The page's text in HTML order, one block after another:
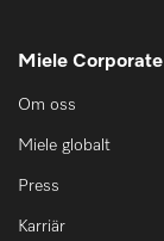
Miele Corporate
Om oss
Miele globalt
Press
Karriär